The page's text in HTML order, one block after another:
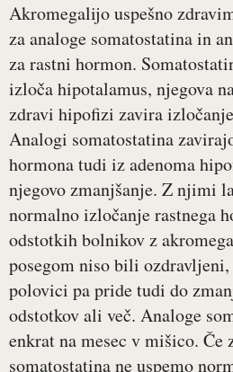
Akromegalijo uspešno
za analoge somatostatina in
za rastni hormon.
izloča hipotalamus, njegova
zdravi hipofizi zavira
Analogi somatostatina
hormona tudi iz adenoma
njegovo zmanjšanje. Z njimi
normalno izločanje rastnega
odstotkih bolnikov z
posegom niso bili
polovici pa pride tudi do
odstotkov ali več. Analoge
enkrat na mesec v mišico. Če
somatostatina ne uspemo